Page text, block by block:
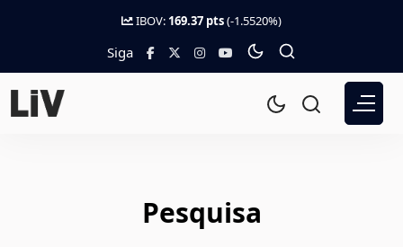
IBOV: 169.37 pts(-1.5520%)
Siga
Pesquisa